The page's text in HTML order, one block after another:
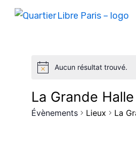
Aucun résultat trouvé.
La Grande
Évènements Lieux La